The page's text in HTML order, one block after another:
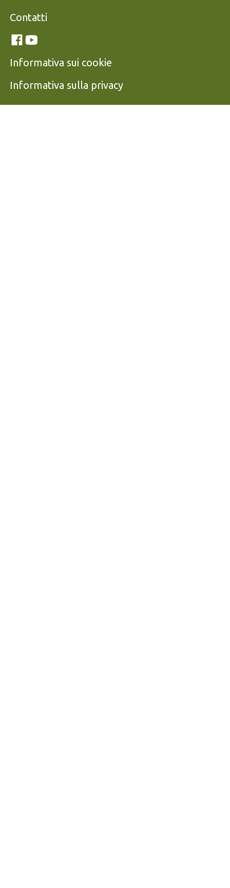
Contatti
Facebook
Youtube
Informativa sui cookie
Informativa sulla privacy